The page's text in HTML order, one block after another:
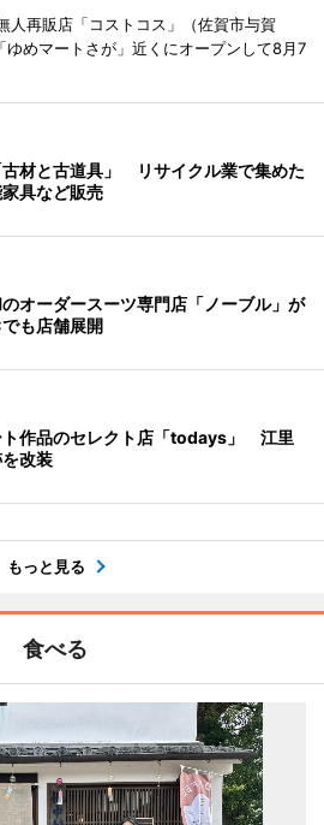
人再販店「コストコス」（佐賀市与賀
めマートさが」近くにオープンして8月7
古材と古道具」 リサイクル業で集めた
具など販売
オーダースーツ専門店「ノーブル」が
も店舗展開
ト作品のセレクト店「todays」 江里
改装
もっと見る
食べる